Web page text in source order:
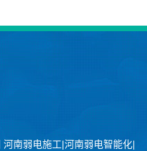
河南弱电施工|河南弱电智能化|